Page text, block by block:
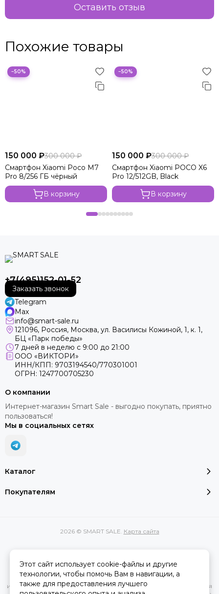
Оставить отзыв
Похожие товары
−50%
150 000 ₽300 000 ₽
Смартфон Xiaomi Poco M7
Pro 8/256 ГБ чёрный
В корзину
−50%
150 000 ₽300 000 ₽
Смартфон Xiaomi POCO X6
Pro 12/512GB, Black
В корзину
+7(495)152-01-52
Заказать звонок
Telegram
Max
info@smart-sale.ru
121096, Россия, Москва, ул. Василисы Кожиной, 1, к. 1,
БЦ «Парк победы»
7 дней в неделю с 9:00 до 21:00
ООО «ВИКТОРИ»
ИНН/КПП: 9703194540/770301001
ОГРН: 1247700705230
Каталог
Покупателям
О компании
Интернет-магазин Smart Sale - выгодно покупать, приятно
пользоваться!
Мы в социальных сетях
2026 © SMART SALE. Карта сайта
Вся представленная на сайте информация, касающаяся
характеристик, стоимости товаров и услуг, носит
информационный характер и ни при каких условиях не является
Этот сайт использует cookie-файлы и другие
технологии, чтобы помочь Вам в навигации, а
также для предоставления лучшего